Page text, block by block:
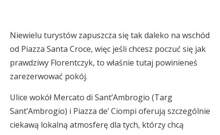
Niewielu turystów zapuszcza się tak daleko na wschód
od Piazza Santa Croce, więc jeśli chcesz poczuć się jak
prawdziwy Florentczyk, to właśnie tutaj powinieneś
zarezerwować pokój.
Ulice wokół Mercato di Sant’Ambrogio (Targ
Sant’Ambrogio) i Piazza de’ Ciompi oferują szczególnie
ciekawą lokalną atmosferę dla tych, którzy chcą